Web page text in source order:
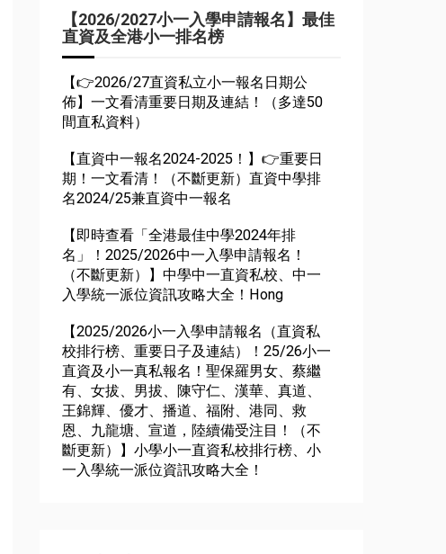
【2026/2027小一入學申請報名】最佳
直資及全港小一排名榜
【👉2026/27直資私立小一報名日期公
佈】一文看清重要日期及連結！（多達50
間直私資料）
【直資中一報名2024-2025！】👉重要日
期！一文看清！（不斷更新）直資中學排
名2024/25兼直資中一報名
【即時查看「全港最佳中學2024年排
名」！2025/2026中一入學申請報名！
（不斷更新）】中學中一直資私校、中一
入學統一派位資訊攻略大全！Hong
【2025/2026小一入學申請報名（直資私
校排行榜、重要日子及連結）！25/26小一
直資及小一真私報名！聖保羅男女、蔡繼
有、女拔、男拔、陳守仁、漢華、真道、
王錦輝、優才、播道、福附、港同、救
恩、九龍塘、宣道，陸續備受注目！（不
斷更新）】小學小一直資私校排行榜、小
一入學統一派位資訊攻略大全！